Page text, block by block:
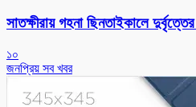
সাতক্ষীরায় গহনা ছিনতাইকালে
১০
জনপ্রিয় সব খবর